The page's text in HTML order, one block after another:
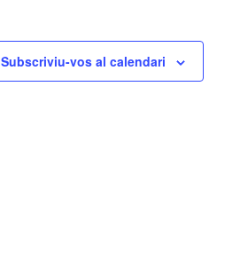
Subscriviu-vos al calendari